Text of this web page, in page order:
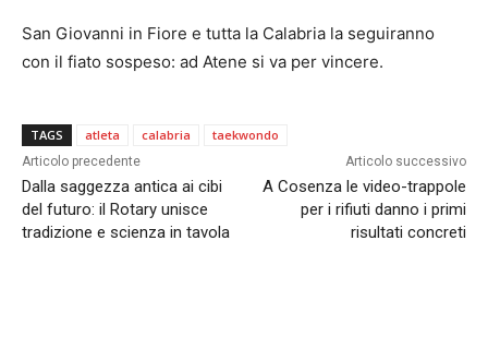
San Giovanni in Fiore e tutta la Calabria la seguiranno
con il fiato sospeso: ad Atene si va per vincere.
TAGS atleta calabria taekwondo
Articolo precedente
Dalla saggezza antica ai cibi
del futuro: il Rotary unisce
tradizione e scienza in tavola
Articolo successivo
A Cosenza le video-trappole
per i rifiuti danno i primi
risultati concreti